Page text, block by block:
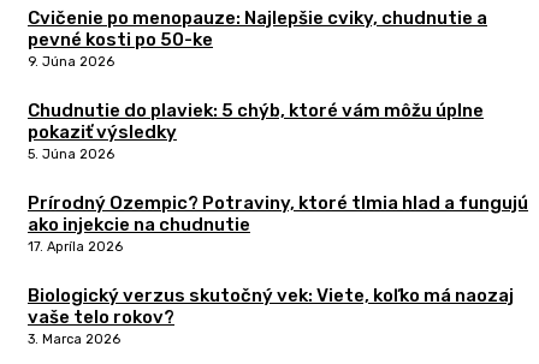
Cvičenie po menopauze: Najlepšie cviky, chudnutie a
pevné kosti po 50-ke
9. Júna 2026
Chudnutie do plaviek: 5 chýb, ktoré vám môžu úplne
pokaziť výsledky
5. Júna 2026
Prírodný Ozempic? Potraviny, ktoré tlmia hlad a fungujú
ako injekcie na chudnutie
17. Apríla 2026
Biologický verzus skutočný vek: Viete, koľko má naozaj
vaše telo rokov?
3. Marca 2026